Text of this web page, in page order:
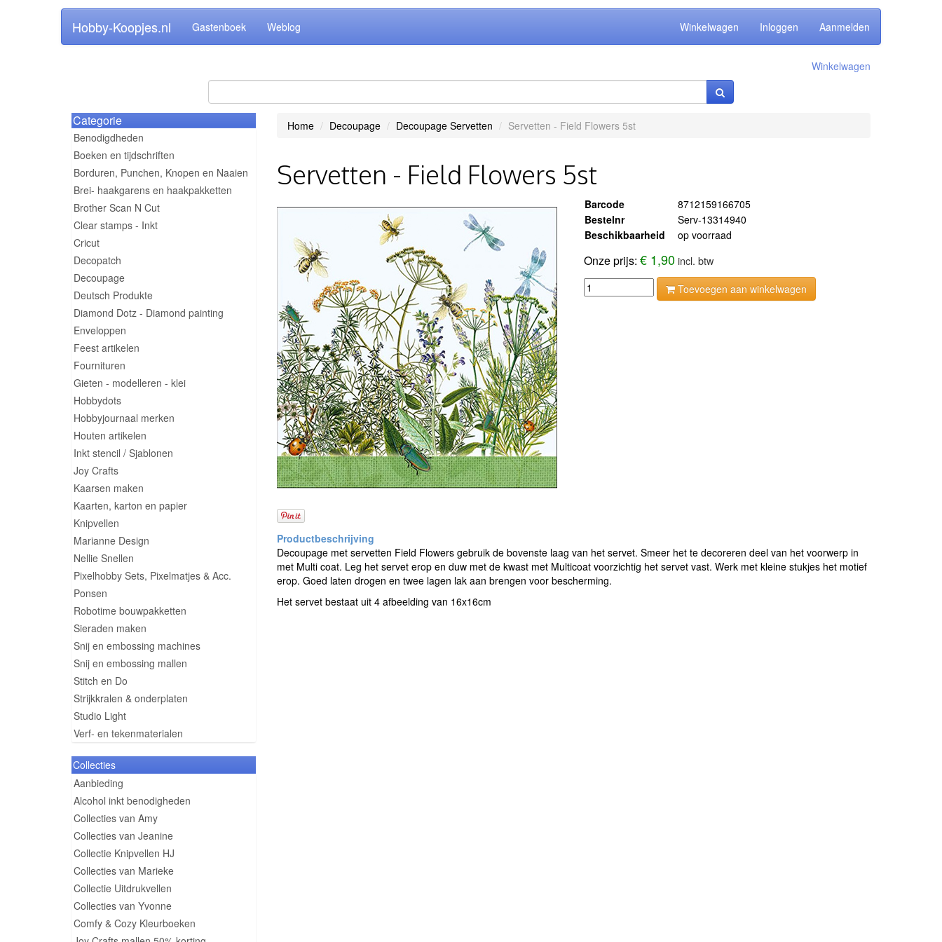
Hobby-Koopjes.nl Gastenboek Weblog Winkelwagen Inloggen Aanmelden
Winkelwagen
Categorie
Benodigdheden
Boeken en tijdschriften
Borduren, Punchen, Knopen en Naaien
Brei- haakgarens en haakpakketten
Brother Scan N Cut
Clear stamps - Inkt
Cricut
Decopatch
Decoupage
Deutsch Produkte
Diamond Dotz - Diamond painting
Enveloppen
Feest artikelen
Fournituren
Gieten - modelleren - klei
Hobbydots
Hobbyjournaal merken
Houten artikelen
Inkt stencil / Sjablonen
Joy Crafts
Kaarsen maken
Kaarten, karton en papier
Knipvellen
Marianne Design
Nellie Snellen
Pixelhobby Sets, Pixelmatjes & Acc.
Ponsen
Robotime bouwpakketten
Sieraden maken
Snij en embossing machines
Snij en embossing mallen
Stitch en Do
Strijkkralen & onderplaten
Studio Light
Verf- en tekenmaterialen
Collecties
Aanbieding
Alcohol inkt benodigheden
Collecties van Amy
Collecties van Jeanine
Collectie Knipvellen HJ
Collecties van Marieke
Collectie Uitdrukvellen
Collecties van Yvonne
Comfy & Cozy Kleurboeken
Home Decoupage Decoupage Servetten Servetten - Field Flowers 5st
Servetten - Field Flowers 5st
Barcode
8712159166705
Bestelnr
Serv-13314940
Beschikbaarheid
op voorraad
Onze prijs:€ 1,90 incl. btw
Toevoegen aan winkelwagen
Decoupage met servetten Field Flowers gebruik de bovenste laag van het servet. Smeer het te decoreren deel van het voorwerp in
met Multi coat. Leg het servet erop en duw met de kwast met Multicoat voorzichtig het servet vast. Werk met kleine stukjes het motief
erop. Goed laten drogen en twee lagen lak aan brengen voor bescherming.
Het servet bestaat uit 4 afbeelding van 16x16cm